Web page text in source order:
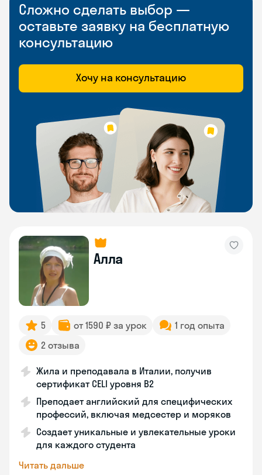
Сложно сделать выбор —
оставьте заявку на бесплатную
консультацию
Хочу на консультацию
Алла
5 от 1590 ₽ за урок
1 год опыта
2 отзыва
Жила и преподавала в Италии, получив
сертификат CELI уровня В2
Преподает английский для специфических
профессий, включая медсестер и моряков
Создает уникальные и увлекательные уроки
для каждого студента
Читать дальше